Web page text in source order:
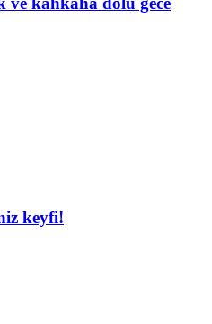
keyfi!